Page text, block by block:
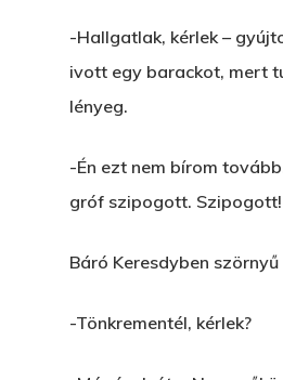
-Hallgatlak, kérlek –
ivott egy barackot, mert
lényeg.
-Én ezt nem bírom
gróf szipogott. Szipogott!
Báró Keresdyben
-Tönkrementél, kérlek?